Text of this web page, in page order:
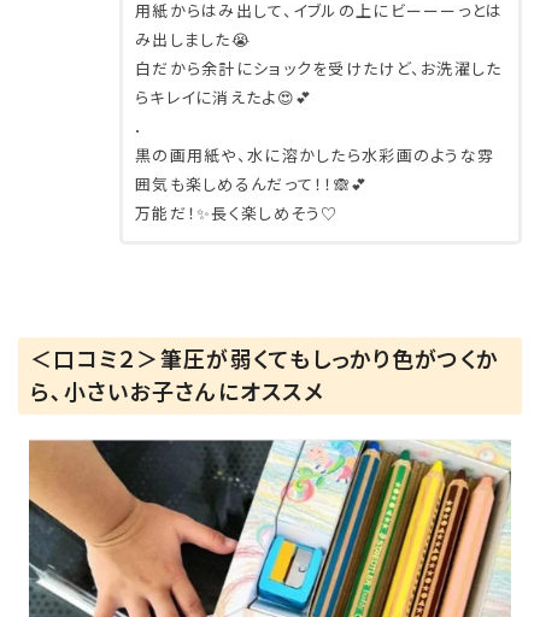
用紙からはみ出して、イブルの上にビーーーっとは
み出しました😭
白だから余計にショックを受けたけど、お洗濯した
らキレイに消えたよ😍💕
．
黒の画用紙や、水に溶かしたら水彩画のような雰
囲気も楽しめるんだって！！🙈💕
万能だ！✨長く楽しめそう♡
＜口コミ２＞筆圧が弱くてもしっかり色がつくか
ら､小さいお子さんにオススメ